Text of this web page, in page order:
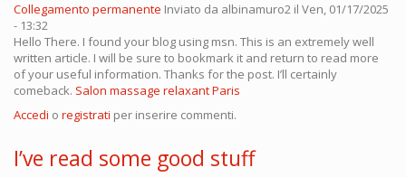
Collegamento permanente Inviato da albinamuro2 il Ven, 01/17/2025
- 13:32
Hello There. I found your blog using msn. This is an extremely well
written article. I will be sure to bookmark it and return to read more
of your useful information. Thanks for the post. I’ll certainly
comeback. Salon massage relaxant Paris
Accedi o registrati per inserire commenti.
I’ve read some good stuff